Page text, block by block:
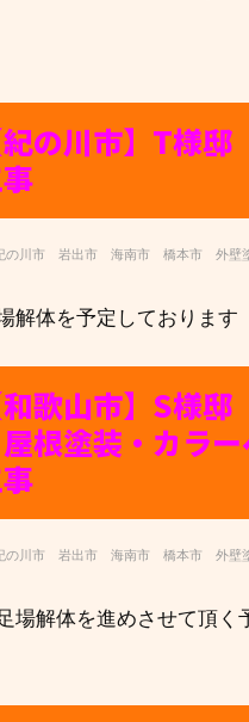
の川市】T様
の川市 岩出市 海南市 橋本市 外壁
解体を予定しております
歌山市】S様
根塗装・カラ
の川市 岩出市 海南市 橋本市 外壁
場解体を進めさせて頂く